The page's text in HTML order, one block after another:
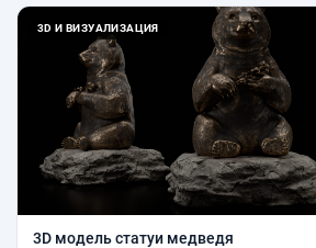
3D И ВИЗУАЛИЗАЦИЯ
3D модель статуи медведя